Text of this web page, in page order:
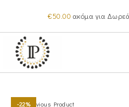
content
€50.00 ακόμα για
-22%Previous Product